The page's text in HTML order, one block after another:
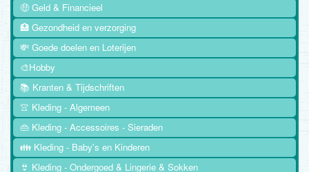
🤑 Geld & Financieel
🏥 Gezondheid en verzorging
💸 Goede doelen en Loterijen
🎨Hobby
📚 Kranten & Tijdschriften
👚 Kleding - Algemeen
👜 Kleding - Accessoires - Sieraden
👪 Kleding - Baby's en Kinderen
👙 Kleding - Ondergoed & Lingerie & Sokken